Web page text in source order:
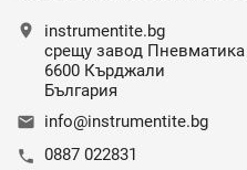
location_on
instrumentite.bg
срещу завод Пневматика
6600 Кърджали
България
email info@instrumentite.bg
call 0887 022831